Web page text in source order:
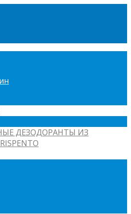
ДЕЗОДОРАНТЫ ИЗ